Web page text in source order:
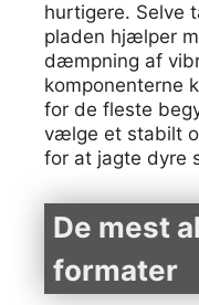
hurtigere. Selve
pladen hjælper
dæmpning af
komponenterne
for de fleste
vælge et stabilt
for at jagte dyre
De mest
formater